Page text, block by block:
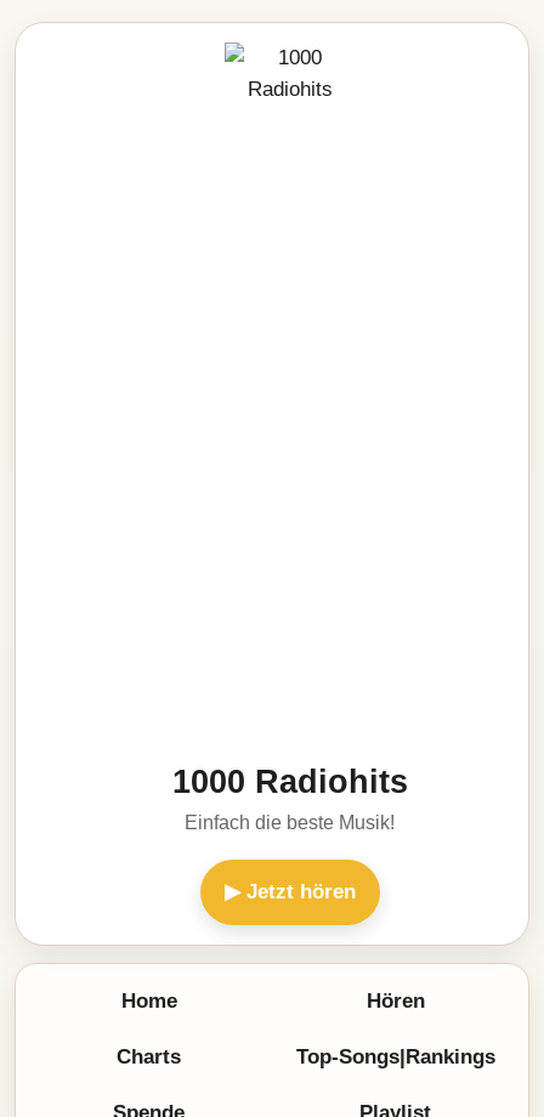
1000 Radiohits
Einfach die beste Musik!
▶ Jetzt hören
Home Hören
Charts Top-Songs|Rankings